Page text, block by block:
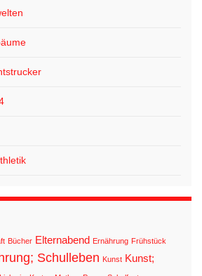
Bücher Elternabend Ernährung Frühstück
Schulleben Kunst Kunst;